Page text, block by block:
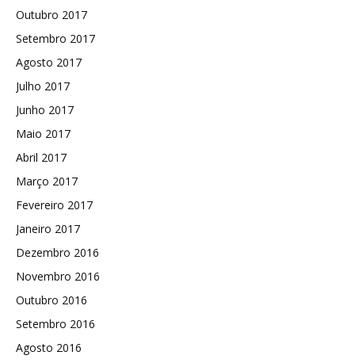
Outubro 2017
Setembro 2017
Agosto 2017
Julho 2017
Junho 2017
Maio 2017
Abril 2017
Março 2017
Fevereiro 2017
Janeiro 2017
Dezembro 2016
Novembro 2016
Outubro 2016
Setembro 2016
Agosto 2016